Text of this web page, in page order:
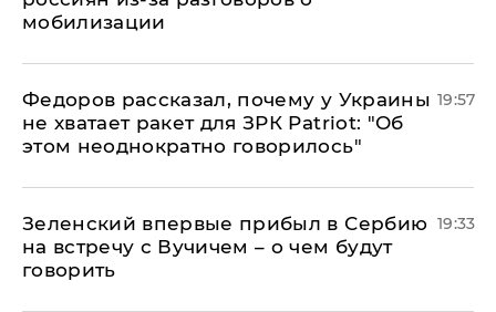
мобилизации
Федоров рассказал, почему у Украины
не хватает ракет для ЗРК Patriot: "Об
этом неоднократно говорилось"
19:57
Зеленский впервые прибыл в Сербию
на встречу с Вучичем – о чем будут
говорить
19:33